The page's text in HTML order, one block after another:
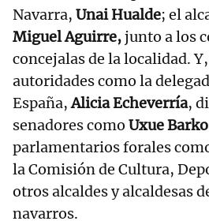
Navarra, Unai Hualde; el
Miguel Aguirre,junto a los
concejalas de la localidad.
autoridades como la
España,Alicia Echeverría,
senadores como Uxue
parlamentarios forales
la Comisión de Cultura,
otros alcaldes y alcaldesas
navarros.